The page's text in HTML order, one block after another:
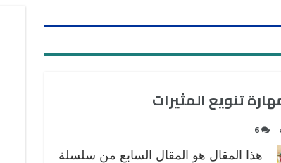
تنويع المثيرات
6
هذا المقال هو المقال السابع من سلسلة